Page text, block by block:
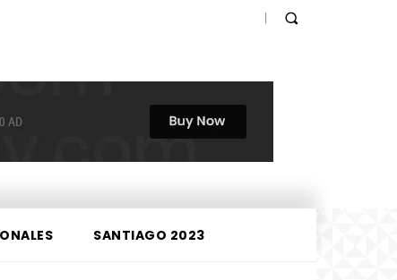
SANTIAGO 2023